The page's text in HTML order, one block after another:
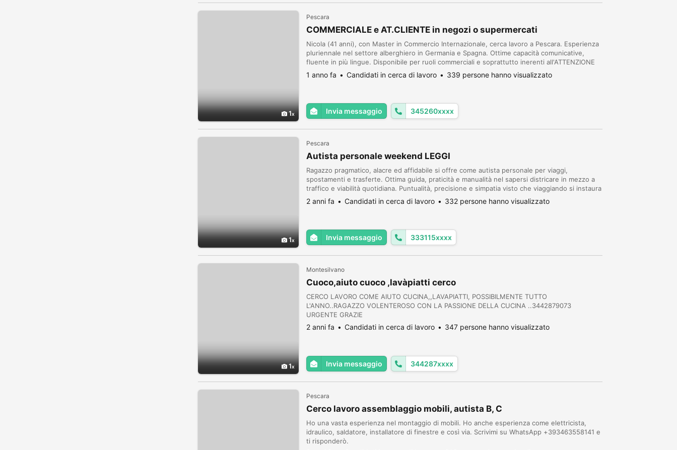
1
Pescara
COMMERCIALE e AT.CLIENTE in negozi o supermercati
Nicola (41 anni), con Master in Commercio Internazionale, cerca lavoro a Pescara. Esperienza
pluriennale nel settore alberghiero in Germania e Spagna. Ottime capacità comunicative,
fluente in più lingue. Disponibile per ruoli commerciali e soprattutto inerenti all'ATTENZIONE
AL CLIENTE. telefono ore pasti : +393452608509-Nico
1 anno fa Candidati in cerca di lavoro 339 persone hanno visualizzato
Invia messaggio 345260xxxx
1
Pescara
Autista personale weekend LEGGI
Ragazzo pragmatico, alacre ed affidabile si offre come autista personale per viaggi,
spostamenti e trasferte. Ottima guida, praticità e manualità nel sapersi districare in mezzo a
traffico e viabilità quotidiana. Puntualità, precisione e simpatia visto che viaggiando si instaura
anche una conoscenza verbale e piacevole. Ottima cultura ed educazione. Solo SAB...
2 anni fa Candidati in cerca di lavoro 332 persone hanno visualizzato
Invia messaggio 333115xxxx
1
Montesilvano
Cuoco,aiuto cuoco ,lavàpiatti cerco
CERCO LAVORO COME AIUTO CUCINA,,LAVAPIATTI, POSSIBILMENTE TUTTO
L'ANNO..RAGAZZO VOLENTEROSO CON LA PASSIONE DELLA CUCINA ..3442879073
URGENTE GRAZIE
2 anni fa Candidati in cerca di lavoro 347 persone hanno visualizzato
Invia messaggio 344287xxxx
Pescara
Cerco lavoro assemblaggio mobili, autista B, C
Ho una vasta esperienza nel montaggio di mobili. Ho anche esperienza come elettricista,
idraulico, saldatore, installatore di finestre e così via. Scrivimi su WhatsApp +393463558141 e
ti risponderò.